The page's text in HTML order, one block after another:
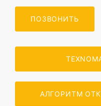
ПОЗВОНИТЬ
АЛГОРИТМ